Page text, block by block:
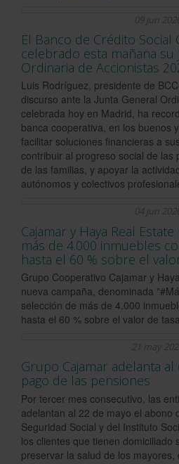
09 jun 2020
El Banco de Crédito Social
celebrado esta mañana su
Ordinaria de Accionistas
Luis Rodríguez, presidente de
discurso ante la Junta General
celebrada hoy en Madrid, ha
banca cooperativa, en los buenos
facilitar soluciones financieras a
contribuir al progreso social de las
de las familias, y apoyar la
autónomos y colectivos
04 jun 2020
Cajamar y Haya Real
más de 4.000 inmuebles
hasta el 60 % sobre el
Grupo Cooperativo Cajamar y
nueva campaña, denominada
selección de más de 4.000
hasta el 60 % sobre el valor de
21 may
Grupo Cajamar adelanta
pago de las pensiones
Por tercer mes consecutivo, las
adelantan al 22 de mayo el abono
Seguridad Social y del Instituto
los clientes que tienen domiciliado
preservar la salud de los